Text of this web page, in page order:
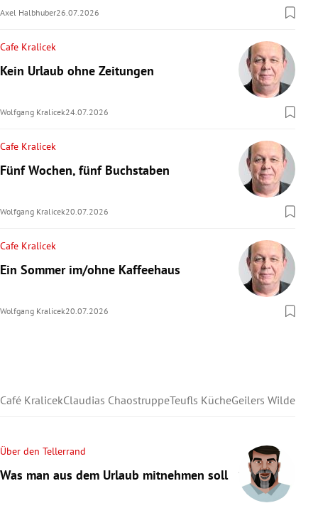
Untermenü
Untermenü
Untermenü
Untermenü
Axel Halbhuber26.07.2026
Cafe Kralicek
Kein Urlaub ohne Zeitungen
Wolfgang Kralicek24.07.2026
Cafe Kralicek
Fünf Wochen, fünf Buchstaben
Wolfgang Kralicek20.07.2026
Cafe Kralicek
Ein Sommer im/ohne Kaffeehaus
Wolfgang Kralicek20.07.2026
Café KralicekClaudias ChaostruppeTeufls KücheGeilers Wilder
Über den Tellerrand
Was man aus dem Urlaub mitnehmen soll